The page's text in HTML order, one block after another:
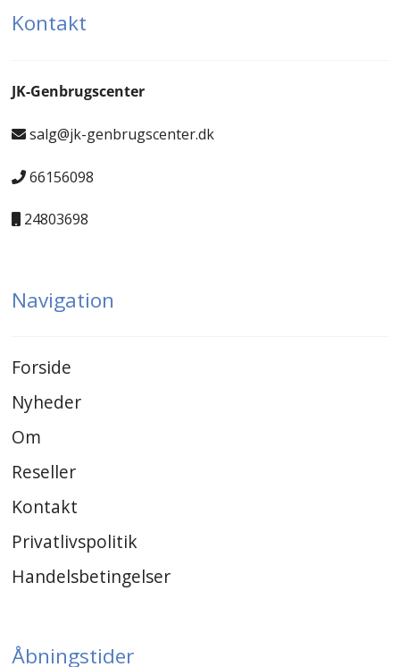
Kontakt
JK-Genbrugscenter
salg@jk-genbrugscenter.dk
66156098
24803698
Navigation
Forside
Nyheder
Om
Reseller
Kontakt
Privatlivspolitik
Handelsbetingelser
Åbningstider